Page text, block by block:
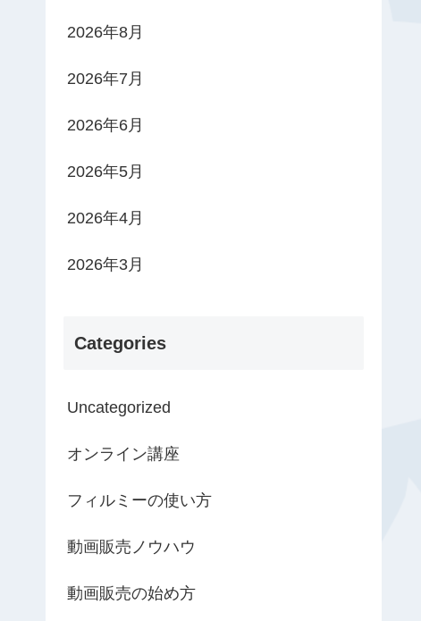
2026年8月
2026年7月
2026年6月
2026年5月
2026年4月
2026年3月
Categories
Uncategorized
オンライン講座
フィルミーの使い方
動画販売ノウハウ
動画販売の始め方